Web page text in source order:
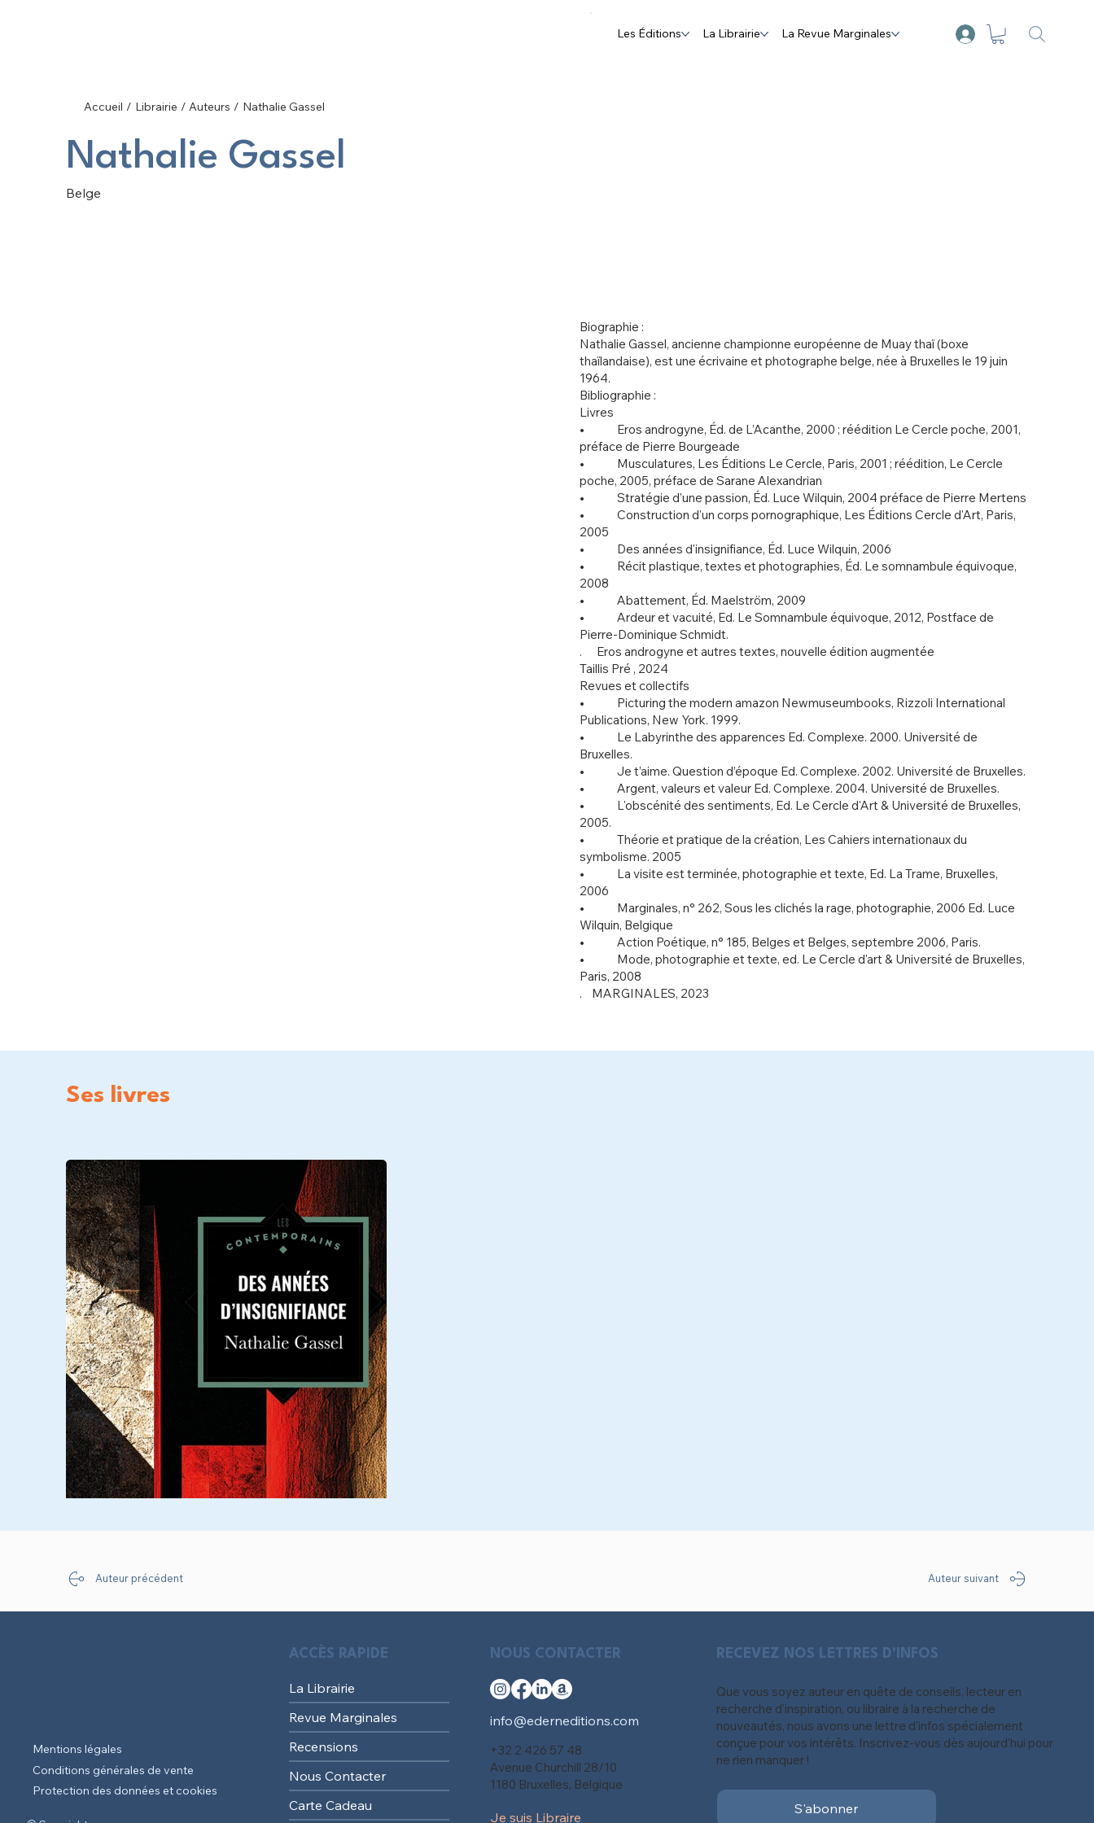
Les Éditions La Librairie La Revue Marginales
Ses livres
Auteur suivant
Auteur précédent
Accueil / Librairie / Auteurs / Nathalie Gassel
Nathalie Gassel
Belge
Biographie :
Nathalie Gassel, ancienne championne européenne de Muay thaï (boxe
thaïlandaise), est une écrivaine et photographe belge, née à Bruxelles le 19 juin
1964.
Bibliographie :
Livres
• Eros androgyne, Éd. de L’Acanthe, 2000 ; réédition Le Cercle poche, 2001,
préface de Pierre Bourgeade
• Musculatures, Les Éditions Le Cercle, Paris, 2001 ; réédition, Le Cercle
poche, 2005, préface de Sarane Alexandrian
• Stratégie d'une passion, Éd. Luce Wilquin, 2004 préface de Pierre Mertens
• Construction d'un corps pornographique, Les Éditions Cercle d'Art, Paris,
2005
• Des années d'insignifiance, Éd. Luce Wilquin, 2006
• Récit plastique, textes et photographies, Éd. Le somnambule équivoque,
2008
• Abattement, Éd. Maelström, 2009
• Ardeur et vacuité, Ed. Le Somnambule équivoque, 2012, Postface de
Pierre-Dominique Schmidt.
. Eros androgyne et autres textes, nouvelle édition augmentée
Taillis Pré , 2024
Revues et collectifs
• Picturing the modern amazon Newmuseumbooks, Rizzoli International
Publications, New York. 1999.
• Le Labyrinthe des apparences Ed. Complexe. 2000. Université de
Bruxelles.
• Je t’aime. Question d’époque Ed. Complexe. 2002. Université de Bruxelles.
• Argent, valeurs et valeur Ed. Complexe. 2004. Université de Bruxelles.
• L'obscénité des sentiments, Ed. Le Cercle d'Art & Université de Bruxelles,
2005.
• Théorie et pratique de la création, Les Cahiers internationaux du
symbolisme. 2005
• La visite est terminée, photographie et texte, Ed. La Trame, Bruxelles,
2006
• Marginales, n° 262, Sous les clichés la rage, photographie, 2006 Ed. Luce
Wilquin, Belgique
• Action Poétique, n° 185, Belges et Belges, septembre 2006, Paris.
• Mode, photographie et texte, ed. Le Cercle d'art & Université de Bruxelles,
Paris, 2008
. MARGINALES, 2023
ACCÈS RAPIDE
La Librairie
Revue Marginales
Recensions
Nous Contacter
Carte Cadeau
NOUS CONTACTER
info@ederneditions.com
+32 2 426 57 48
Avenue Churchill 28/10
1180 Bruxelles, Belgique
Je suis Libraire
RECEVEZ NOS LETTRES D'INFOS
Que vous soyez auteur en quête de conseils, lecteur en
recherche d'inspiration, ou libraire à la recherche de
nouveautés, nous avons une lettre d'infos spécialement
conçue pour vos intérêts. Inscrivez-vous dès aujourd'hui pour
ne rien manquer !
S'abonner
Mentions légales
Conditions générales de vente
Protection des données et cookies